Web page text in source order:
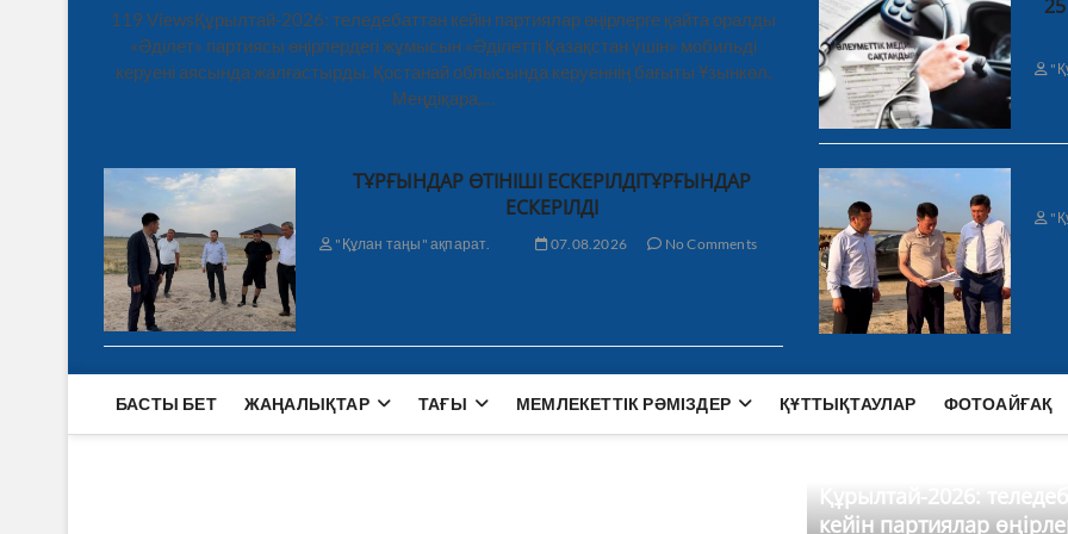
119 ViewsҚұрылтай-2026: теледебаттан кейін партиялар өңірлерге қайта оралды
«Әділет» партиясы өңірлердегі жұмысын «Әділетті Қазақстан үшін» мобильді
керуені аясында жалғастырды. Қостанай облысында керуеннің бағыты Ұзынкөл,
Меңдіқара,…
ТҰРҒЫНДАР ӨТІНІШІ ЕСКЕРІЛДІТҰРҒЫНДАР
ЕСКЕРІЛДІ
"Құлан таңы" ақпарат. 07.08.2026 No Comments
БАСТЫ БЕТ ЖАҢАЛЫҚТАР ТАҒЫ МЕМЛЕКЕТТІК РӘМІЗДЕР ҚҰТТЫҚТАУЛАР ФОТОАЙҒАҚ
Құрылтай-2026:
кейін партиялар